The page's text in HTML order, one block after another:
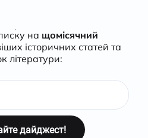
на щомісячний
історичних статей та
літератури: